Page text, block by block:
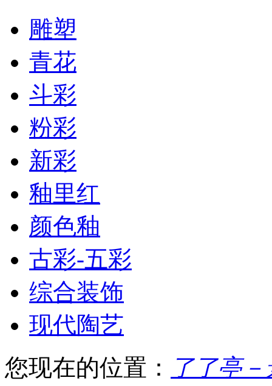
雕塑
青花
斗彩
粉彩
新彩
釉里红
颜色釉
古彩-五彩
综合装饰
现代陶艺
您现在的位置：
了了亭